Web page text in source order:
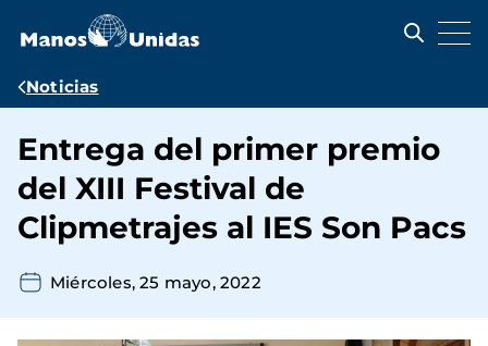
contenido
Ruta
navegación
Noticias
Entrega del primer premio
del XIII Festival de
Clipmetrajes al IES Son Pacs
Miércoles, 25 mayo, 2022